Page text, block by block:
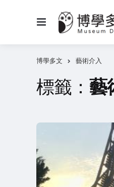
博學多文 藝術介入
標籤： 藝